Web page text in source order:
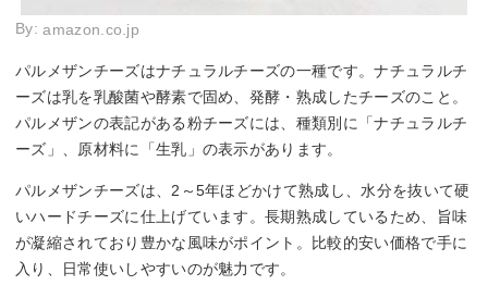
By:amazon.co.jp
パルメザンチーズはナチュラルチーズの一種です。ナチュラルチ
ーズは乳を乳酸菌や酵素で固め、発酵・熟成したチーズのこと。
パルメザンの表記がある粉チーズには、種類別に「ナチュラルチ
ーズ」、原材料に「生乳」の表示があります。
パルメザンチーズは、2～5年ほどかけて熟成し、水分を抜いて硬
いハードチーズに仕上げています。長期熟成しているため、旨味
が凝縮されており豊かな風味がポイント。比較的安い価格で手に
入り、日常使いしやすいのが魅力です。